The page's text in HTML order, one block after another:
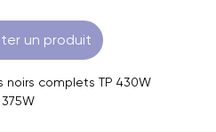
un produit
noirs complets TP 430W